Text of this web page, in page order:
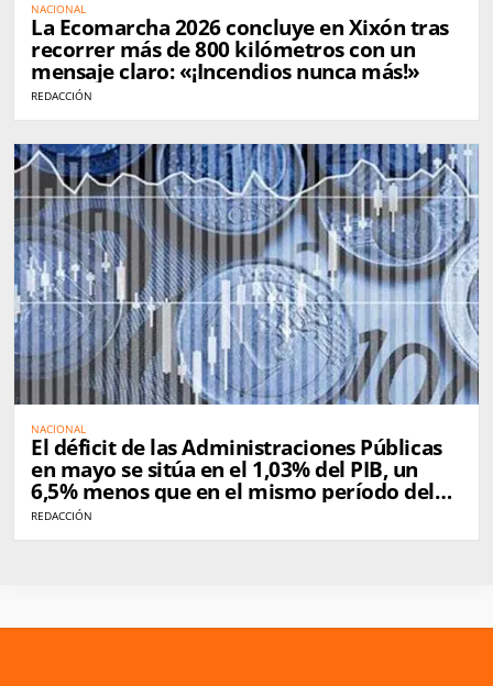
NACIONAL
La Ecomarcha 2026 concluye en Xixón tras
recorrer más de 800 kilómetros con un
mensaje claro: «¡Incendios nunca más!»
REDACCIÓN
NACIONAL
El déficit de las Administraciones Públicas
en mayo se sitúa en el 1,03% del PIB, un
6,5% menos que en el mismo período del
año pasado
REDACCIÓN